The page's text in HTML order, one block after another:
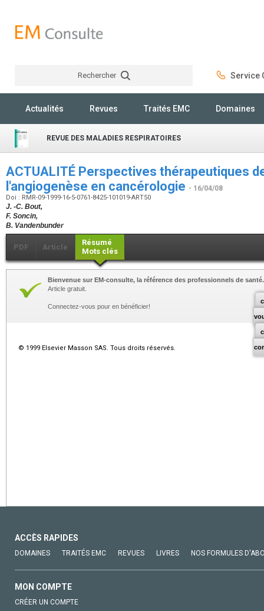
Rechercher Service
Actualités Revues Traités EMC Domaines
REVUE DES MALADIES RESPIRATOIRES
ACTUALITÉ Perspectives thérapeutiques
l'angiogenèse en cancérologie - 16/04/08
Doi : RMR-09-1999-16-5-0761-8425-101019-ART50
J. -C. Bout,
F. Soncin,
B. Vandenbunder
PDF Article
Résumé
Mots clés
Bienvenue sur EM-consulte, la référence des professionnels de santé.
Article gratuit.
Connectez-vous pour en bénéficier!
© 1999 Elsevier Masson SAS. Tous droits réservés.
ACCÈS RAPIDES
DOMAINES TRAITÉS EMC REVUES LIVRES NOS FORMULES
MON COMPTE
CRÉER UN COMPTE